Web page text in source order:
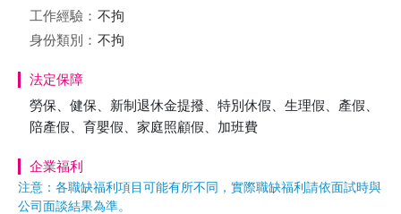
工作經驗： 不拘
身份類別： 不拘
法定保障
勞保、健保、新制退休金提撥、特別休假、生理假、產假、
陪產假、育嬰假、家庭照顧假、加班費
企業福利
注意：各職缺福利項目可能有所不同，實際職缺福利請依面試時與
公司面談結果為準。